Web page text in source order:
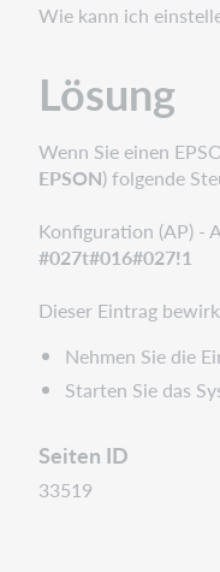
Wie kann ich
Lösung
Wenn Sie einen
EPSON) folgende
Konfiguration (AP) -
#027t#016#027!1
Dieser Eintrag
Nehmen Sie die
Starten Sie das
Seiten ID
33519